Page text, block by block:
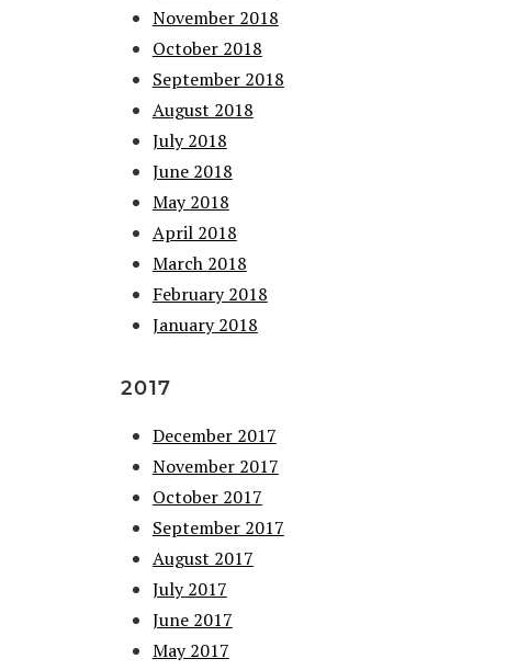
November 2018
October 2018
September 2018
August 2018
July 2018
June 2018
May 2018
April 2018
March 2018
February 2018
January 2018
2017
December 2017
November 2017
October 2017
September 2017
August 2017
July 2017
June 2017
May 2017